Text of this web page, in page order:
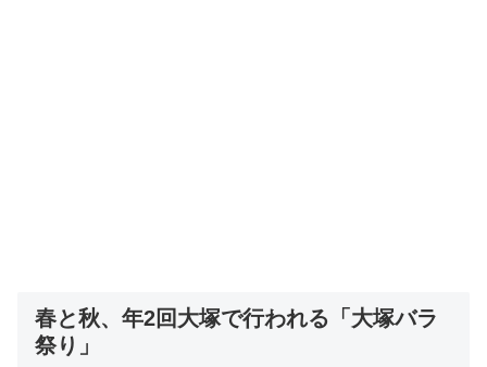
春と秋、年2回大塚で行われる「大塚バラ
祭り」